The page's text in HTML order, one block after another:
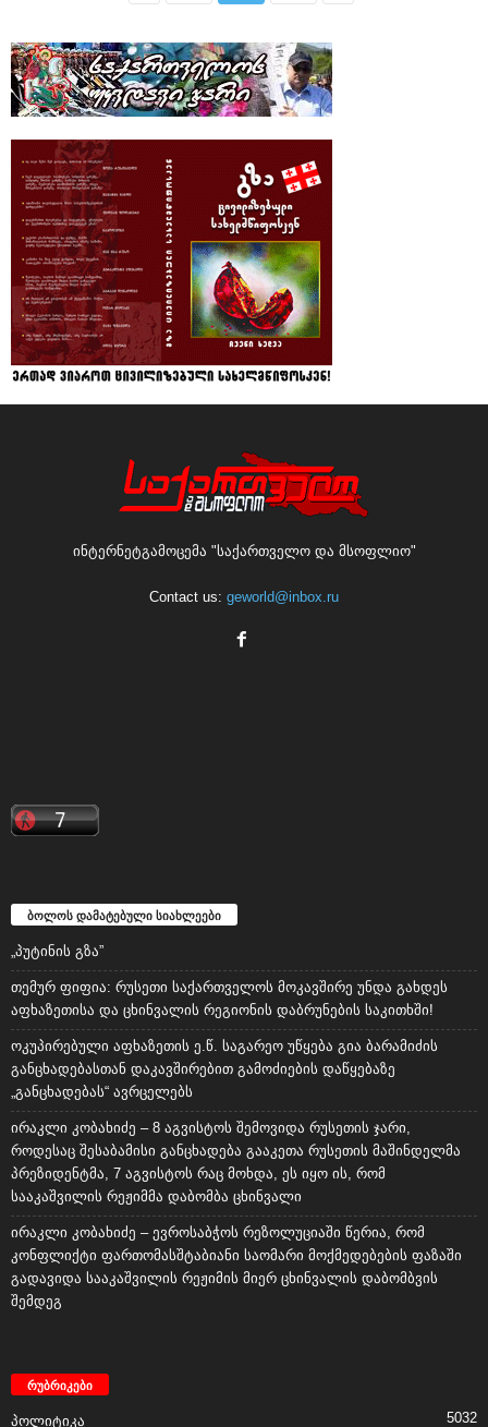
ინტერნეტგამოცემა "საქართველო და მსოფლიო"
Contact us: geworld@inbox.ru
ბოლოს დამატებული სიახლეები
„პუტინის გზა”
თემურ ფიფია: რუსეთი საქართველოს მოკავშირე უნდა გახდეს
აფხაზეთისა და ცხინვალის რეგიონის დაბრუნების საკითხში!
ოკუპირებული აფხაზეთის ე.წ. საგარეო უწყება გია ბარამიძის
განცხადებასთან დაკავშირებით გამოძიების დაწყებაზე
„განცხადებას“ ავრცელებს
ირაკლი კობახიძე – 8 აგვისტოს შემოვიდა რუსეთის ჯარი,
როდესაც შესაბამისი განცხადება გააკეთა რუსეთის მაშინდელმა
პრეზიდენტმა, 7 აგვისტოს რაც მოხდა, ეს იყო ის, რომ
სააკაშვილის რეჟიმმა დაბომბა ცხინვალი
ირაკლი კობახიძე – ევროსაბჭოს რეზოლუციაში წერია, რომ
კონფლიქტი ფართომასშტაბიანი საომარი მოქმედებების ფაზაში
გადავიდა სააკაშვილის რეჟიმის მიერ ცხინვალის დაბომბვის
შემდეგ
რუბრიკები
პოლიტიკა 5032